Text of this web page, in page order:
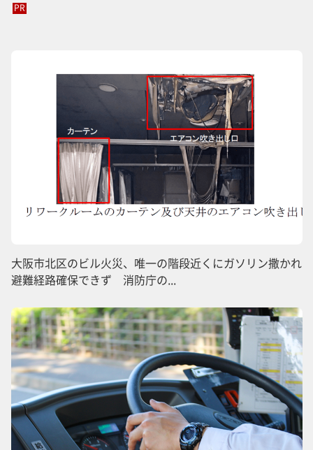
PR
大阪市北区のビル火災、唯一の階段近くにガソリン撒かれ
避難経路確保できず 消防庁の...